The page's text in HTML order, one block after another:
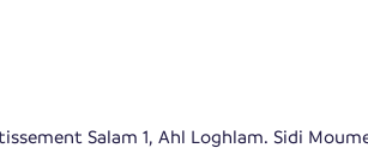
Salam 1, Ahl Loghlam. Sidi